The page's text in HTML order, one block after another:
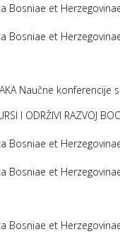
Bosniae et
Bosniae et
Naučne
I ODRŽIVI RAZVOJ
Bosniae et
Bosniae et
Bosniae et